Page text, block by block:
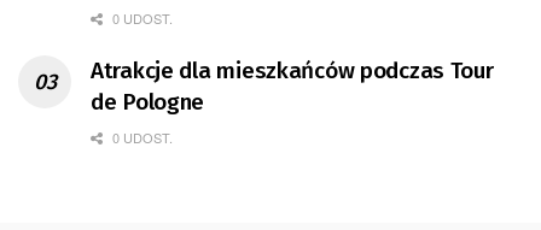
0 UDOST.
Atrakcje dla mieszkańców podczas Tour
de Pologne
0 UDOST.